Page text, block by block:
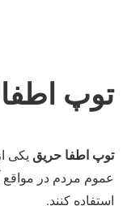
توپ
توپ اطفا حریق یکی
عموم مردم در مواقع
استفاده کنند.